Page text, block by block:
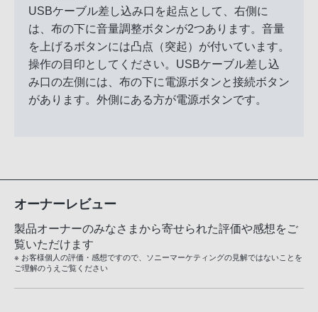
USBケーブル差し込み口を起点として、右側に
は、布の下に音量調整ボタンが2つあります。音量
を上げるボタンには凸点（突起）が付いています。
操作の目印としてください。USBケーブル差し込
み口の左側には、布の下に電源ボタンと接続ボタン
があります。外側にある方が電源ボタンです。
オーナーレビュー
製品オーナーのみなさまから寄せられた評価や感想をご
覧いただけます
※ お客様個人の評価・感想ですので、ソニーマーケティングの見解ではないことを
ご理解のうえご覧ください